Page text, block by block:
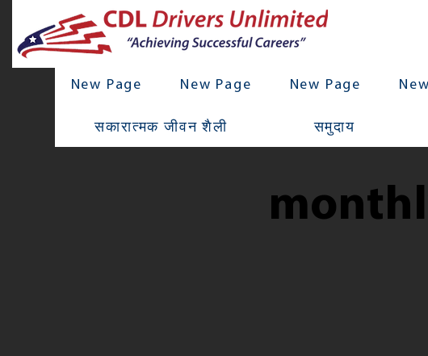
New Page New Page New Page
सकारात्मक जीवन शैली समुदाय